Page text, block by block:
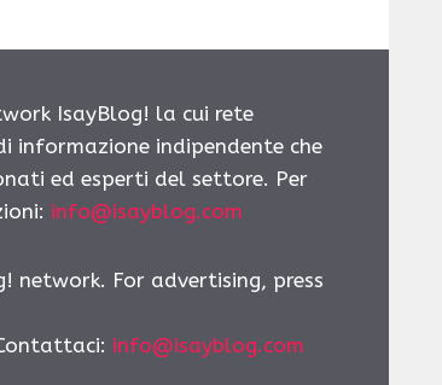
IsayBlog! la cui rete
informazione indipendente che
ed esperti del settore. Per
info@isayblog.com
network. For advertising, press
info@isayblog.com